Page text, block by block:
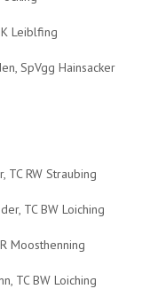
Leiblfing
SpVgg Hainsacker
TC RW Straubing
TC BW Loiching
Moosthenning
TC BW Loiching